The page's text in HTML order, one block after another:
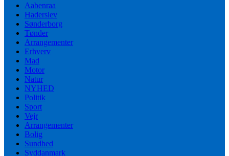
Aabenraa
Haderslev
Sønderborg
Tønder
Arrangementer
Erhverv
Mad
Motor
Natur
NYHED
Politik
Sport
Vejr
Arrangementer
Bolig
Sundhed
Syddanmark